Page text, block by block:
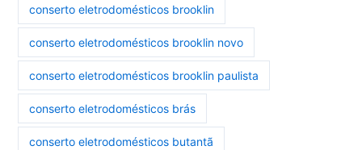
conserto eletrodomésticos brooklin
conserto eletrodomésticos brooklin novo
conserto eletrodomésticos brooklin paulista
conserto eletrodomésticos brás
conserto eletrodomésticos butantã